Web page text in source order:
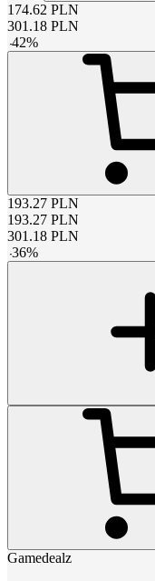
174.62 PLN
301.18 PLN
-42%
193.27 PLN
193.27 PLN
301.18 PLN
-36%
Gamedealz